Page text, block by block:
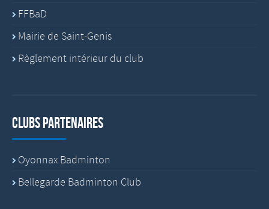
FFBaD
Mairie de Saint-Genis
Règlement intérieur du club
Clubs partenaires
Oyonnax Badminton
Bellegarde Badminton Club